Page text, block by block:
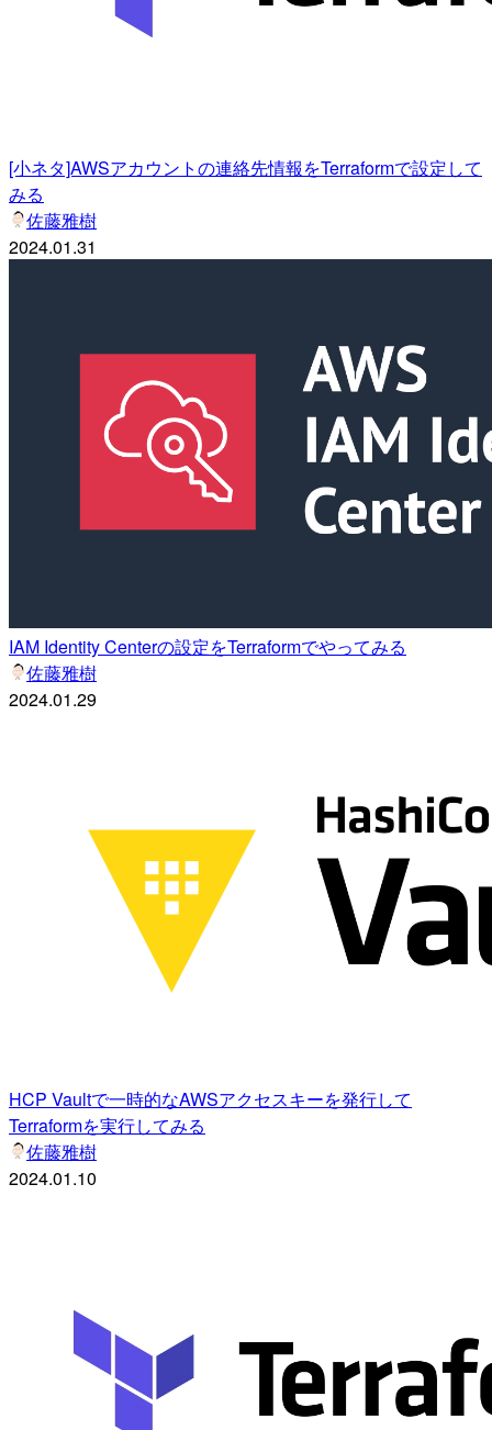
[小ネタ]AWSアカウントの連絡先情報をTerraformで設定して
みる
佐藤雅樹
2024.01.31
IAM Identity Centerの設定をTerraformでやってみる
佐藤雅樹
2024.01.29
HCP Vaultで一時的なAWSアクセスキーを発行して
Terraformを実行してみる
佐藤雅樹
2024.01.10